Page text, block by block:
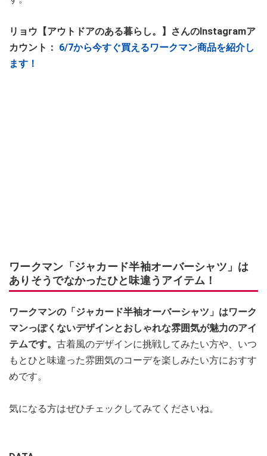
リョウ【アウトドアのある暮らし。】さんのInstagramア
カウント： 6/7から今すぐ買えるワークマン商品を紹介し
ます！
ワークマン「ジャカード半袖オーバーシャツ」は
ありそうでなかったひと味違うアイテム！
ワークマンの「ジャカード半袖オーバーシャツ」はワーク
マンっぽくないデザインとおしゃれな雰囲気が魅力のアイ
テムです。 古着風のデザインに挑戦してみたい方や、いつ
もとひと味違った雰囲気のコーデを楽しみたい方におすす
めです。
気になる方はぜひチェックしてみてくださいね。